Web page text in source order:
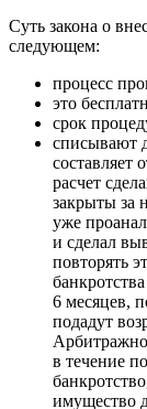
Суть закона о
следующем:
процесс
это
срок
списывают
составляет
расчет
закрыты за
уже
и сделал
повторять
6 месяцев,
подадут
в течение
имущество